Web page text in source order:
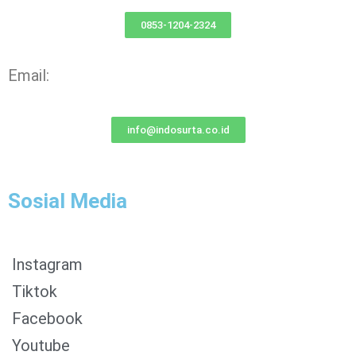
0853-1204-2324
Email:
info@indosurta.co.id
Sosial Media
Instagram
Tiktok
Facebook
Youtube